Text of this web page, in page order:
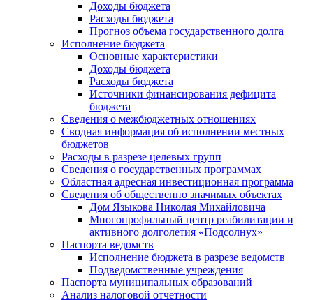
Доходы бюджета
Расходы бюджета
Прогноз объема государственного долга
Исполнение бюджета
Основные характеристики
Доходы бюджета
Расходы бюджета
Источники финансирования дефицита
бюджета
Сведения о межбюджетных отношениях
Сводная информация об исполнении местных
бюджетов
Расходы в разрезе целевых групп
Сведения о государственных программах
Областная адресная инвестиционная программа
Сведения об общественно значимых объектах
Дом Языкова Николая Михайловича
Многопрофильный центр реабилитации и
активного долголетия «Подсолнух»
Паспорта ведомств
Исполнение бюджета в разрезе ведомств
Подведомственные учреждения
Паспорта муниципальных образований
Анализ налоговой отчетности